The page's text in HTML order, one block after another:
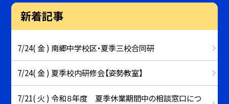
新着記事
7/24( 金 ) 南郷中学校区・夏季三校合同研
7/24( 金 ) 夏季校内研修会【姿勢教室】
7/21( 火 ) 令和８年度 夏季休業期間中の相談窓口につ